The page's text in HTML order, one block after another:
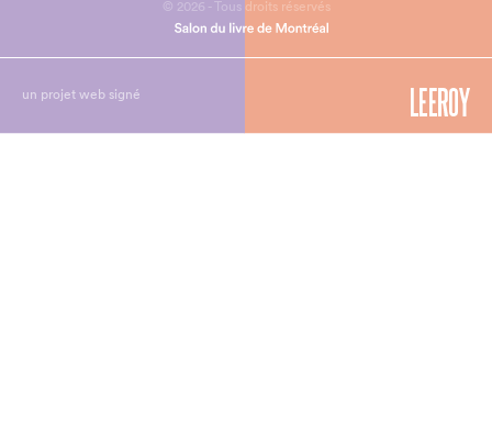
© 2026 - Tous droits réservés
un projet web signé